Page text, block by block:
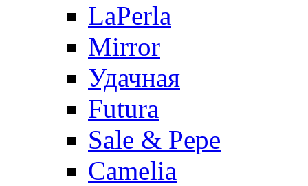
LaPerla
Mirror
Удачная
Futura
Sale & Pepe
Camelia